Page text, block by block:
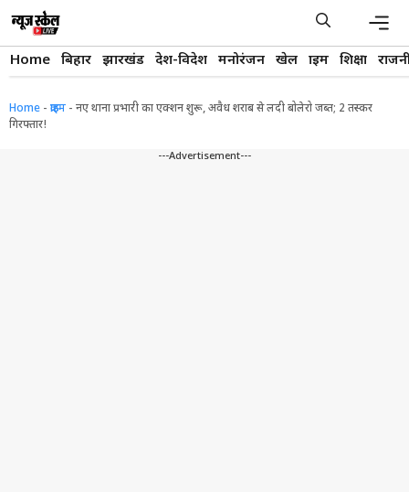
content
Home बिहार झारखंड देश-विदेश मनोरंजन खेल क्राइम शिक्षा
Home - क्राइम - नए थाना प्रभारी का एक्शन शुरू, अवैध शराब से लदी बोलेरो जब्त; 2 तस्कर
गिरफ्तार!
---Advertisement---